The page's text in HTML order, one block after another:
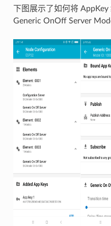
下图展示了如何将
Generic OnOff Server